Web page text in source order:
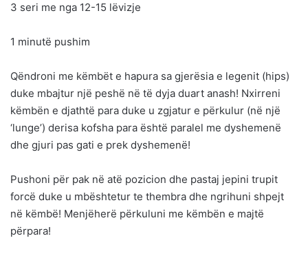
3 seri me nga 12-15 lëvizje
1 minutë pushim
Qëndroni me këmbët e hapura sa gjerësia e legenit (hips)
duke mbajtur një peshë në të dyja duart anash! Nxirreni
këmbën e djathtë para duke u zgjatur e përkulur (në një
‘lunge’) derisa kofsha para është paralel me dyshemenë
dhe gjuri pas gati e prek dyshemenë!
Pushoni për pak në atë pozicion dhe pastaj jepini trupit
forcë duke u mbështetur te thembra dhe ngrihuni shpejt
në këmbë! Menjëherë përkuluni me këmbën e majtë
përpara!